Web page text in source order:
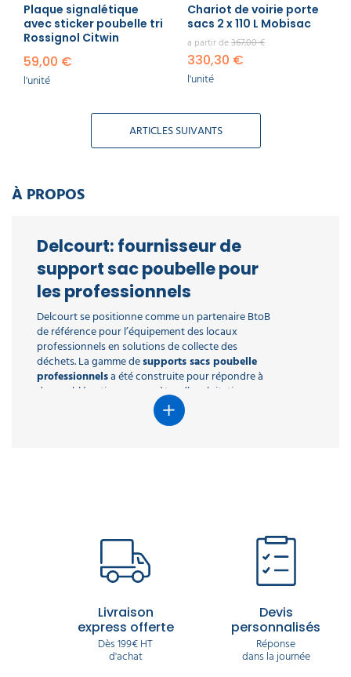
Plaque signalétique
avec sticker poubelle tri
Rossignol Citwin
59,00 €
l'unité
Chariot de voirie porte
sacs 2 x 110 L Mobisac
a partir de367,00 €
330,30 €
l'unité
ARTICLES SUIVANTS
À PROPOS
Delcourt: fournisseur de
support sac poubelle pour
les professionnels
Delcourt se positionne comme un partenaire BtoB
de référence pour l’équipement des locaux
professionnels en solutions de collecte des
déchets. La gamme desupports sacs poubelle
professionnelsa été construite pour répondre à
des problématiques concrètes d’exploitation :
organisation des flux, maintien de l’hygiène,
rapidité d’intervention et adaptation aux
des critères stricts de robustesse, de stabilité et de
facilité d’entretien. L’objectif est de proposer des
équipements capables de supporter un usage
quotidien intensif tout en s’intégrant durablement
des solutions éprouvées et disponibles rapidement,
Delcourt accompagne les professionnels dans une
gestion des déchets structurée, lisible et cohérente
avec leurs contraintes opérationnelles.
Livraison
express offerte
Dès 199€ HT
d'achat
Devis
personnalisés
Réponse
dans la journée